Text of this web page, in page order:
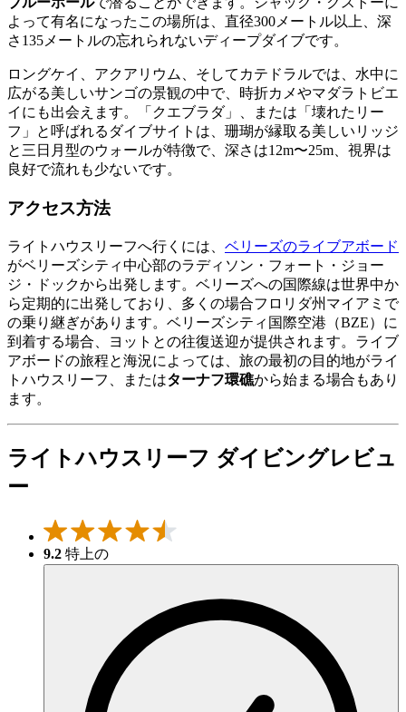
よって有名になったこの場所は、直径300メートル以上、深
さ135メートルの忘れられないディープダイブです。
ロングケイ、アクアリウム、そしてカテドラルでは、水中に
広がる美しいサンゴの景観の中で、時折カメやマダラトビエ
イにも出会えます。「クエブラダ」、または「壊れたリー
フ」と呼ばれるダイブサイトは、珊瑚が縁取る美しいリッジ
と三日月型のウォールが特徴で、深さは12m〜25m、視界は
良好で流れも少ないです。
アクセス方法
ライトハウスリーフへ行くには、 ベリーズのライブアボード
がベリーズシティ中心部のラディソン・フォート・ジョー
ジ・ドックから出発します。ベリーズへの国際線は世界中か
ら定期的に出発しており、多くの場合フロリダ州マイアミで
の乗り継ぎがあります。ベリーズシティ国際空港（BZE）に
到着する場合、ヨットとの往復送迎が提供されます。ライブ
アボードの旅程と海況によっては、旅の最初の目的地がライ
トハウスリーフ、またはターナフ環礁から始まる場合もあり
ます。
ライトハウスリーフ ダイビングレビュ
ー
9.2 特上の